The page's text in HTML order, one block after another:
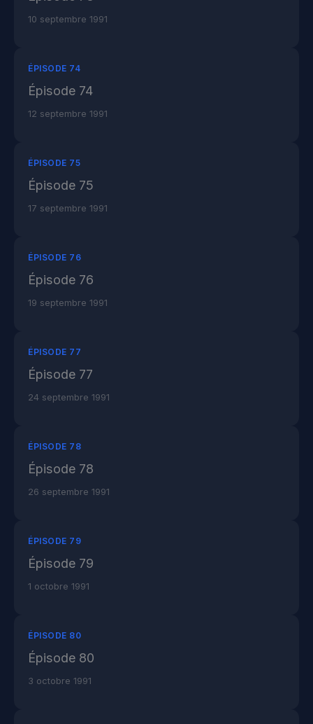
10 septembre 1991
ÉPISODE 74
Épisode 74
12 septembre 1991
ÉPISODE 75
Épisode 75
17 septembre 1991
ÉPISODE 76
Épisode 76
19 septembre 1991
ÉPISODE 77
Épisode 77
24 septembre 1991
ÉPISODE 78
Épisode 78
26 septembre 1991
ÉPISODE 79
Épisode 79
1 octobre 1991
ÉPISODE 80
Épisode 80
3 octobre 1991